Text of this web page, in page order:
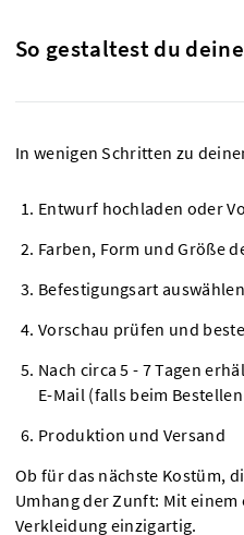
So gestaltest du
In wenigen Schritten zu
Entwurf hochladen oder
Farben, Form und Größe
Befestigungsart auswählen
Vorschau prüfen und
Nach circa 5 - 7 Tagen
E-Mail (falls beim
Produktion und Versand
Ob für das nächste Kostüm,
Umhang der Zunft: Mit
Verkleidung einzigartig.